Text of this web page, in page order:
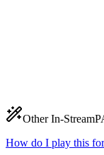
Other In-Stream
How do I play this